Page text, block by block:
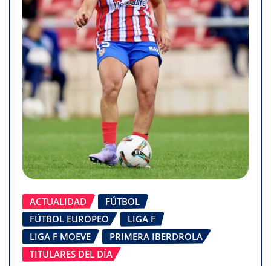
ACTUALIDAD
FÚTBOL
FÚTBOL EUROPEO
LIGA F
LIGA F MOEVE
PRIMERA IBERDROLA
TITULARES DEL DÍA